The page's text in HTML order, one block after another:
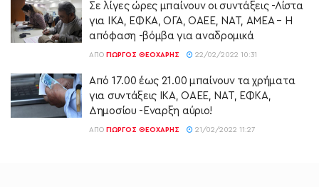
Σε λίγες ώρες μπαίνουν οι συντάξεις -Λίστα
για ΙΚΑ, ΕΦΚΑ, ΟΓΑ, ΟΑΕΕ, ΝΑΤ, ΑΜΕΑ – Η
απόφαση -βόμβα για αναδρομικά
ΑΠΌ ΓΙΏΡΓΟΣ ΘΕΟΧΆΡΗΣ 22/02/2022 10:31
Από 17.00 έως 21.00 μπαίνουν τα χρήματα
για συντάξεις ΙΚΑ, ΟΑΕΕ, ΝΑΤ, ΕΦΚΑ,
Δημοσίου -Εναρξη αύριο!
ΑΠΌ ΓΙΏΡΓΟΣ ΘΕΟΧΆΡΗΣ 21/02/2022 11:27